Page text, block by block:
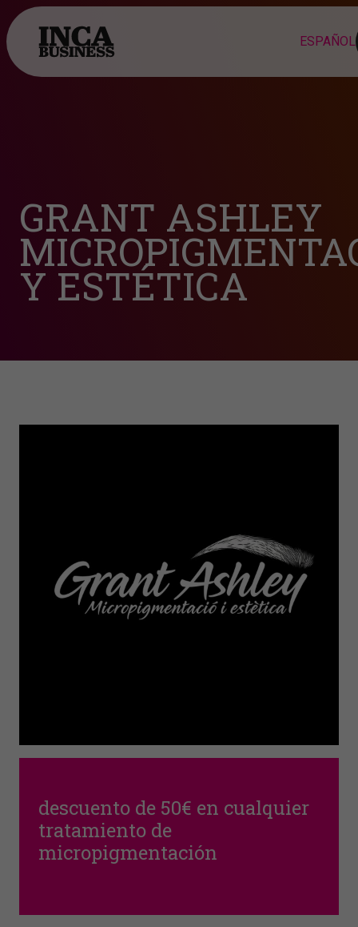
GRANT ASHLEY
Y ESTÉTICA
descuento de 50€ en cualquier
tratamiento de
micropigmentación